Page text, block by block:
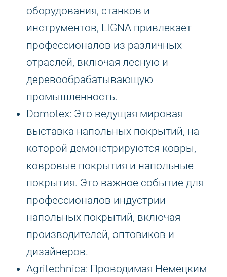
оборудования, станков и
инструментов, LIGNA привлекает
профессионалов из различных
отраслей, включая лесную и
деревообрабатывающую
промышленность.
Domotex: Это ведущая мировая
выставка напольных покрытий, на
которой демонстрируются ковры,
ковровые покрытия и напольные
покрытия. Это важное событие для
профессионалов индустрии
напольных покрытий, включая
производителей, оптовиков и
дизайнеров.
Agritechnica: Проводимая Немецким